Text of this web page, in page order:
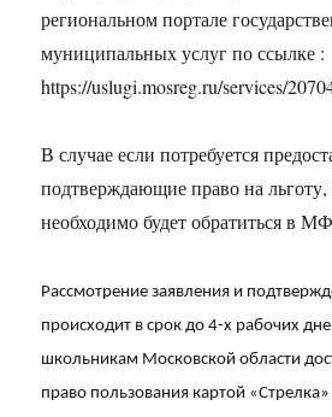
региональном портале
муниципальных услуг по ссылке :
https://uslugi.mosreg.ru/services/
В случае если потребуется
подтверждающие право на льготу,
необходимо будет обратиться в
Рассмотрение заявления и
происходит в срок до 4-х рабочих
школьникам Московской области
право пользования картой «Стрелка»